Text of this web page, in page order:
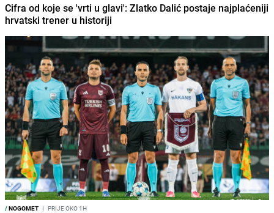
Cifra od koje se 'vrti u glavi': Zlatko Dalić postaje najplaćeniji
hrvatski trener u historiji
/NOGOMET I PRIJE OKO 1H